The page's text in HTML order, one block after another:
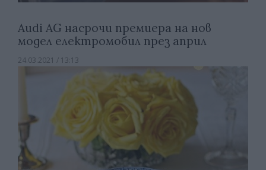
Audi AG насрочи премиера на нов
модел електромобил през април
24.03.2021 / 13:13